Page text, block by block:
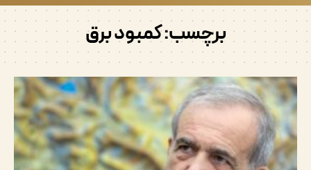
برچسب:کمبود برق